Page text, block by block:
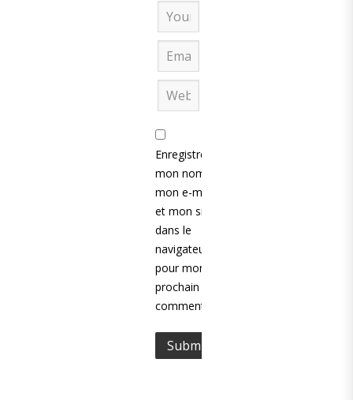
Enregistrer
mon nom,
mon e-mail
et mon site
dans le
navigateur
pour mon
prochain
commentaire.